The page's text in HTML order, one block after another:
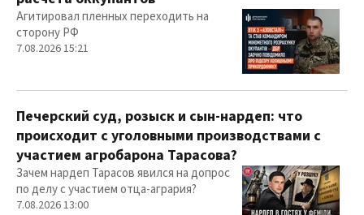
Агитировал пленных переходить на
сторону РФ
7.08.2026 15:21
Печерский суд, розыск и сын-нардеп: что
происходит с уголовными производствами с
участием агробарона Тарасова?
Зачем нардеп Тарасов явился на допрос
по делу с участием отца-агрария?
7.08.2026 13:00